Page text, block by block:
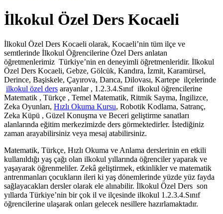
İlkokul Özel Ders Kocaeli
İlkokul Özel Ders Kocaeli olarak, Kocaeli’nin tüm ilçe ve
semtlerinde İlkokul Öğrencilerine Özel Ders anlatan
öğretmenlerimiz Türkiye’nin en deneyimli öğretmenleridir. İlkokul
Özel Ders Kocaeli, Gebze, Gölcük, Kandıra, İzmit, Karamürsel,
Derince, Başiskele, Çayırova, Darıca, Dilovası, Kartepe ilçelerinde
ilkokul özel ders arayanlar , 1.2.3.4.Sınıf ilkokul öğrencilerine
Matematik , Türkçe , Temel Matematik, Ritmik Sayma, İngilizce,
Zeka Oyunları, Hızlı Okuma Kursu, Robotik Kodlama, Satranç,
Zeka Küpü , Güzel Konuşma ve Beceri geliştirme sanatları
alanlarında eğitim merkezimizde ders görmektedirler. İstediğiniz
zaman arayabilirsiniz veya mesaj atabilirsiniz.
Matematik, Türkçe, Hızlı Okuma ve Anlama derslerinin en etkili
kullanıldığı yaş çağı olan ilkokul yıllarında öğrenciler yaparak ve
yaşayarak öğrenmeliler. Zekâ geliştirmek, etkinlikler ve matematik
antrenmanları çocukların ileri ki yaş dönemlerinde yüzde yüz fayda
sağlayacakları dersler olarak ele alınabilir. İlkokul Özel Ders son
yıllarda Türkiye’nin bir çok il ve ilçesinde ilkokul 1.2.3.4.Sınıf
öğrencilerine ulaşarak onları gelecek nesillere hazırlamaktadır.